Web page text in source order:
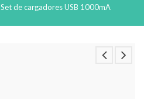
Set de cargadores USB 1000mA